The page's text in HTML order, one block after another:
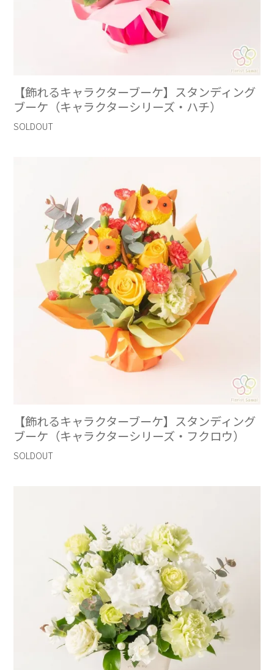
【飾れるキャラクターブーケ】スタンディング
ブーケ（キャラクターシリーズ・ハチ）
SOLDOUT
【飾れるキャラクターブーケ】スタンディング
ブーケ（キャラクターシリーズ・フクロウ）
SOLDOUT